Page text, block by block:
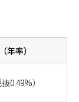
年率）
0.49%）